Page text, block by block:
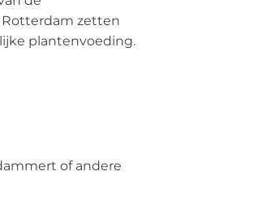
zetten
plantenvoeding.
of andere